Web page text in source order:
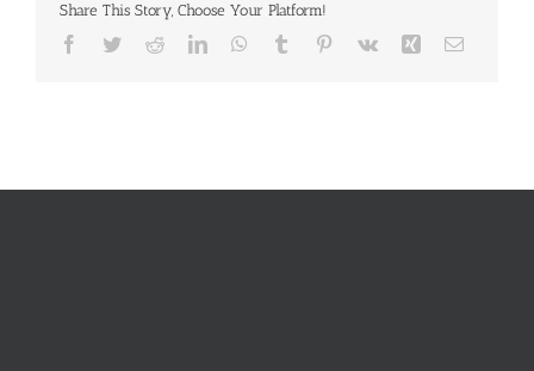
Share This Story, Choose Your Platform!
Facebook
TwitterRedditLinkedInWhatsApp
Tumblr Pinterest
Vk Xing E-